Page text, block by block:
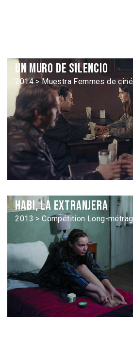
Un muro de silencio
2014 > Muestra Femmes de
Habi, la extranjera
2013 > Compétition Long-